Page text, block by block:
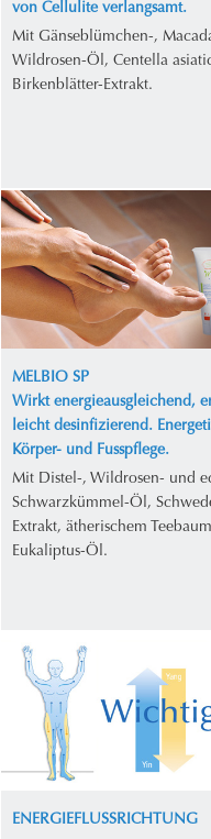
von Cellulite verlangsamt.
Mit Gänseblümchen-,
Wildrosen-Öl, Centella
Birkenblätter-Extrakt.
MELBIO SP
Wirkt energieausgleichend,
leicht desinfizierend.
Körper- und Fusspflege.
Mit Distel-, Wildrosen- und
Schwarzkümmel-Öl,
Extrakt, ätherischem
Eukaliptus-Öl.
ENERGIEFLUSSRICHTUNG